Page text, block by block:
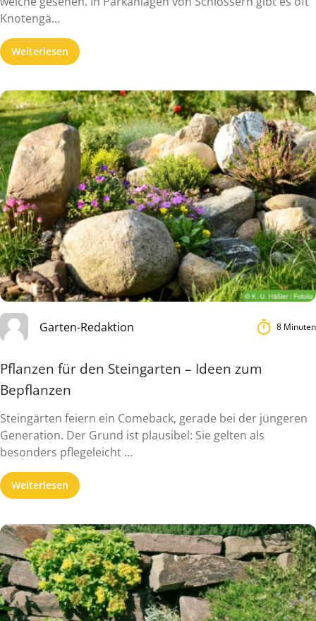
Knotengä...
Weiterlesen
Garten-Redaktion 8 Minuten
Pflanzen für den Steingarten – Ideen zum
Bepflanzen
Steingärten feiern ein Comeback, gerade bei der jüngeren
Generation. Der Grund ist plausibel: Sie gelten als
besonders pflegeleicht ...
Weiterlesen